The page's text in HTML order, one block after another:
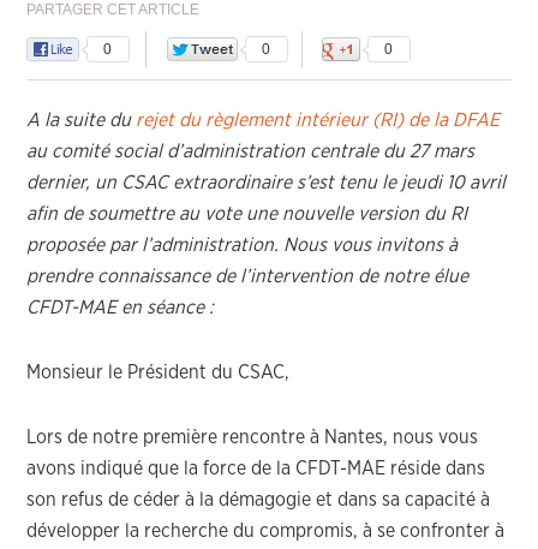
PARTAGER CET ARTICLE
0 0 0
A la suite durejet du règlement intérieur (RI) de la DFAE
au comité social d’administration centrale du 27 mars
dernier, un CSAC extraordinaire s’est tenu le jeudi 10 avril
afin de soumettre au vote une nouvelle version du RI
proposée par l’administration. Nous vous invitons à
prendre connaissance de l’intervention de notre élue
CFDT-MAE en séance :
Monsieur le Président du CSAC,
Lors de notre première rencontre à Nantes, nous vous
avons indiqué que la force de la CFDT-MAE réside dans
son refus de céder à la démagogie et dans sa capacité à
développer la recherche du compromis, à se confronter à